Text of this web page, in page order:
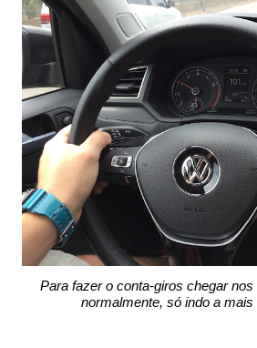
Para fazer o conta-giros chegar
normalmente, só indo a